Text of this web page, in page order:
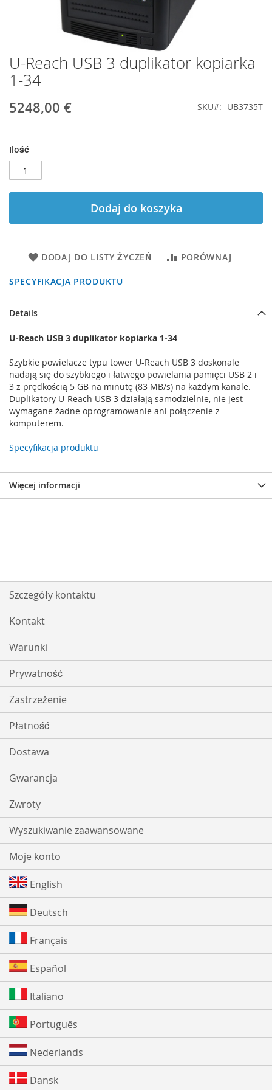
U-Reach USB 3 duplikator kopiarka
1-34
5248,00 € SKU UB3735T
Ilość
Dodaj do koszyka
DODAJ DO LISTY ŻYCZEŃ PORÓWNAJ
SPECYFIKACJA PRODUKTU
Przejdź
na
początek
Details
U-Reach USB 3 duplikator kopiarka 1-34
Szybkie powielacze typu tower U-Reach USB 3 doskonale
nadają się do szybkiego i łatwego powielania pamięci USB 2 i
3 z prędkością 5 GB na minutę (83 MB/s) na każdym kanale.
Duplikatory U-Reach USB 3 działają samodzielnie, nie jest
wymagane żadne oprogramowanie ani połączenie z
komputerem.
Specyfikacja produktu
Więcej informacji
Szczegóły kontaktu
Kontakt
Warunki
Prywatność
Zastrzeżenie
Płatność
Dostawa
Gwarancja
Zwroty
Wyszukiwanie zaawansowane
Moje konto
English
Deutsch
Français
Español
Italiano
Português
Nederlands
Dansk